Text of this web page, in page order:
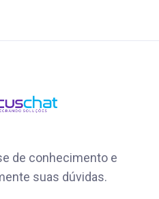
de conhecimento e
suas dúvidas.